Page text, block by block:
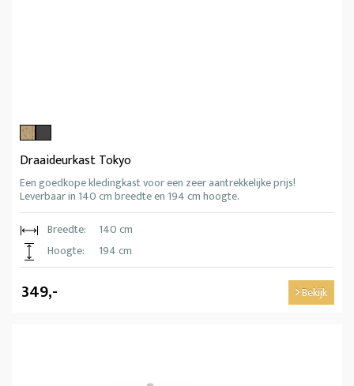
Draaideurkast Tokyo
Een goedkope kledingkast voor een zeer aantrekkelijke prijs!
Leverbaar in 140 cm breedte en 194 cm hoogte.
Breedte:
140 cm
Hoogte:
194 cm
349,- Bekijk